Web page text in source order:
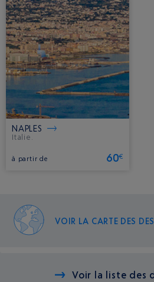
NAPLES
Italie.
à partir de 60€
VOIR LA CARTE DES
Voir la liste des